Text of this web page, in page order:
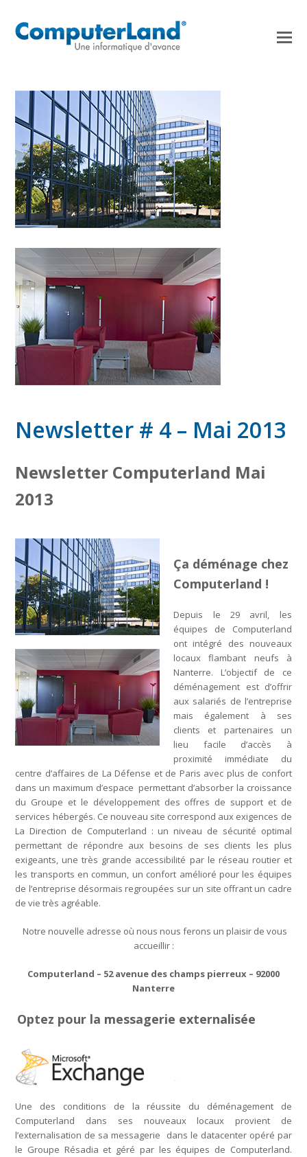
Newsletter # 4 – Mai 2013
Newsletter Computerland Mai
2013
Ça déménage chez
Computerland !
Depuis le 29 avril, les
équipes de Computerland
ont intégré des nouveaux
locaux flambant neufs à
Nanterre. L’objectif de ce
déménagement est d’offrir
aux salariés de l’entreprise
mais également à ses
clients et partenaires un
lieu facile d’accès à
proximité immédiate du
centre d’affaires de La Défense et de Paris avec plus de confort
dans un maximum d’espace permettant d’absorber la croissance
du Groupe et le développement des offres de support et de
services hébergés. Ce nouveau site correspond aux exigences de
La Direction de Computerland : un niveau de sécurité optimal
permettant de répondre aux besoins de ses clients les plus
exigeants, une très grande accessibilité par le réseau routier et
les transports en commun, un confort amélioré pour les équipes
de l’entreprise désormais regroupées sur un site offrant un cadre
de vie très agréable.
Notre nouvelle adresse où nous nous ferons un plaisir de vous
accueillir :
Computerland – 52 avenue des champs pierreux – 92000
Nanterre
Optez pour la messagerie externalisée
Une des conditions de la réussite du déménagement de
Computerland dans ses nouveaux locaux provient de
l’externalisation de sa messagerie dans le datacenter opéré par
le Groupe Résadia et géré par les équipes de Computerland.